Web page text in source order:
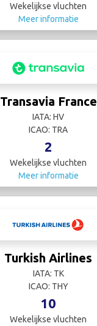
Wekelijkse vluchten
Meer informatie
Transavia France
IATA: HV
ICAO: TRA
2
Wekelijkse vluchten
Meer informatie
Turkish Airlines
IATA: TK
ICAO: THY
10
Wekelijkse vluchten